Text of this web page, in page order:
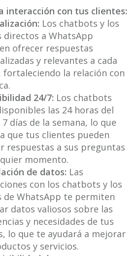
interacción con tus clientes:
Los chatbots y los
directos a WhatsApp
ofrecer respuestas
y relevantes a cada
fortaleciendo la relación con
24/7: Los chatbots
las 24 horas del
días de la semana, lo que
que tus clientes pueden
respuestas a sus preguntas
momento.
de datos: Las
con los chatbots y los
de WhatsApp te permiten
datos valiosos sobre las
y necesidades de tus
lo que te ayudará a mejorar
y servicios.